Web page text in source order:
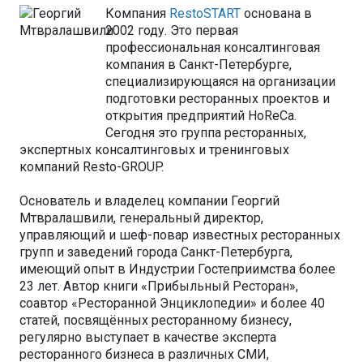
Компания RestoSTART основана в
2002 году. Это первая
профессиональная консалтинговая
компания в Санкт-Петербурге,
специализирующаяся на организации
подготовки ресторанных проектов и
открытия предприятий HoReCa.
Сегодня это группа ресторанных,
экспертных консалтинговых и тренинговых
компаний Resto-GROUP.
Основатель и владелец компании Георгий
Мтвралашвили, генеральный директор,
управляющий и шеф-повар известных ресторанных
групп и заведений города Санкт-Петербурга,
имеющий опыт в Индустрии Гостеприимства более
23 лет. Автор книги «Прибыльный Ресторан»,
соавтор «Ресторанной Энциклопедии» и более 40
статей, посвящённых ресторанному бизнесу,
регулярно выступает в качестве эксперта
ресторанного бизнеса в различных СМИ,